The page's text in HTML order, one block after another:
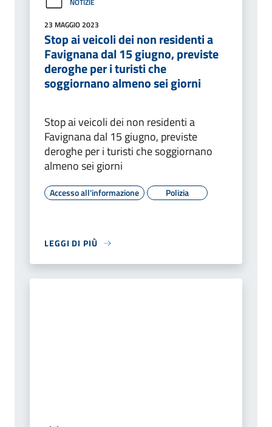
23 MAGGIO 2023
Stop ai veicoli dei non residenti a
Favignana dal 15 giugno, previste
deroghe per i turisti che
soggiornano almeno sei giorni
Stop ai veicoli dei non residenti a
Favignana dal 15 giugno, previste
deroghe per i turisti che soggiornano
almeno sei giorni
Accesso all'informazione Polizia
LEGGI DI PIÙ